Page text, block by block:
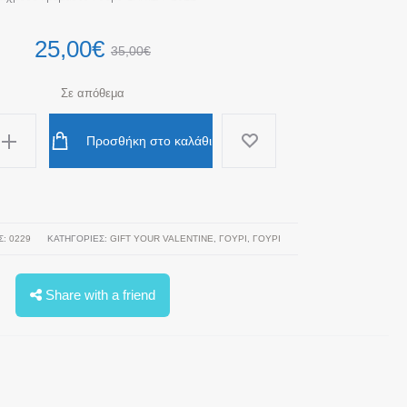
35,00€
25,00€
Σε απόθεμα
Προσθήκη στο καλάθι
0229 ΚΑΤΗΓΟΡΊΕΣ: GIFT YOUR VALENTINE ΓΟΥΡΙ ΓΟΎΡΙ
Share with a friend